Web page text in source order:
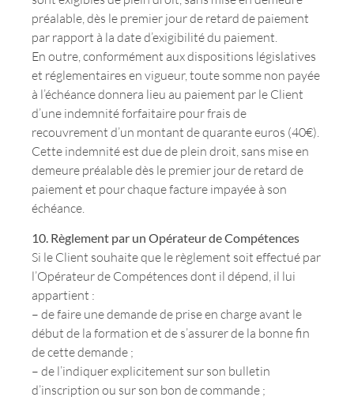
préalable, dès le premier jour de retard de paiement
par rapport à la date d’exigibilité du paiement.
En outre, conformément aux dispositions législatives
et réglementaires en vigueur, toute somme non payée
à l’échéance donnera lieu au paiement par le Client
d’une indemnité forfaitaire pour frais de
recouvrement d’un montant de quarante euros (40€).
Cette indemnité est due de plein droit, sans mise en
demeure préalable dès le premier jour de retard de
paiement et pour chaque facture impayée à son
échéance.
10. Règlement par un Opérateur de Compétences
Si le Client souhaite que le règlement soit effectué par
l’Opérateur de Compétences dont il dépend, il lui
appartient :
– de faire une demande de prise en charge avant le
début de la formation et de s’assurer de la bonne fin
de cette demande ;
– de l’indiquer explicitement sur son bulletin
d’inscription ou sur son bon de commande ;